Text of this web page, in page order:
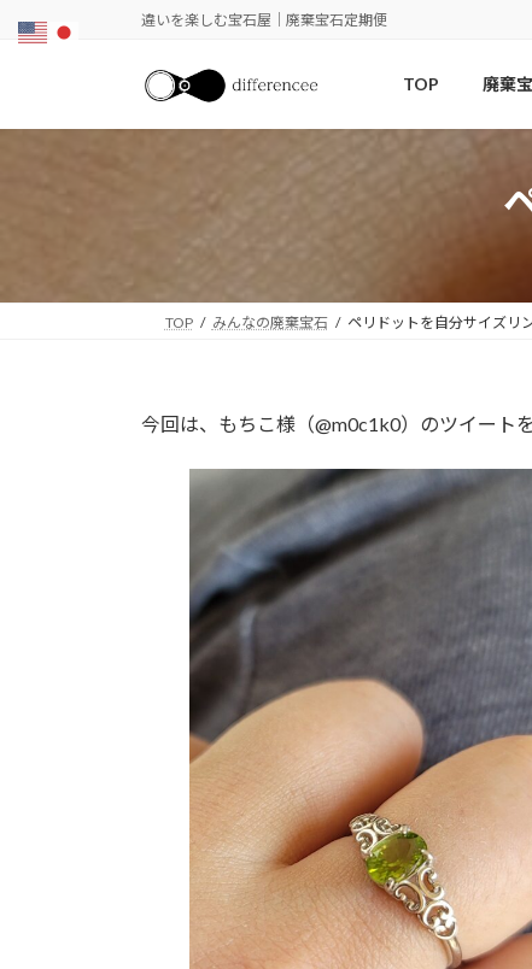
ツ
シ
違いを楽しむ宝石屋｜廃棄宝石定期便
TOP 廃棄
TOP みんなの廃棄宝石 ペリドットを自分サイズリ
今回は、もちこ様（@m0c1k0）のツイート